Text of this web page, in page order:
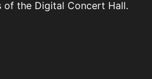
of the Digital Concert Hall.